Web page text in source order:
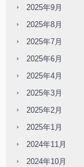
2025年9月
2025年8月
2025年7月
2025年6月
2025年4月
2025年3月
2025年2月
2025年1月
2024年11月
2024年10月